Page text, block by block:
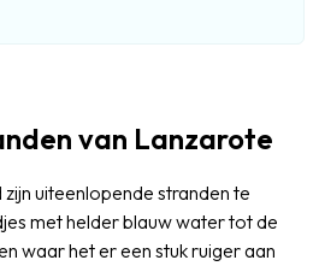
van Lanzarote
uiteenlopende stranden te
met helder blauw water tot de
waar het er een stuk ruiger aan